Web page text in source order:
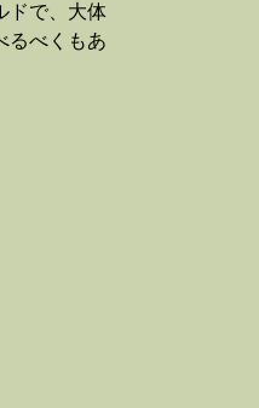
ドで、大体
るべくもあ